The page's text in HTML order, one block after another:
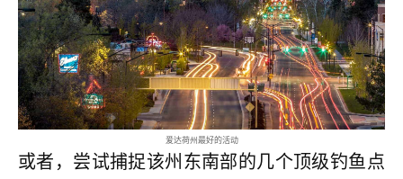
爱达荷州最好的活动
或者，尝试捕捉该州东南部的几个顶级钓鱼点